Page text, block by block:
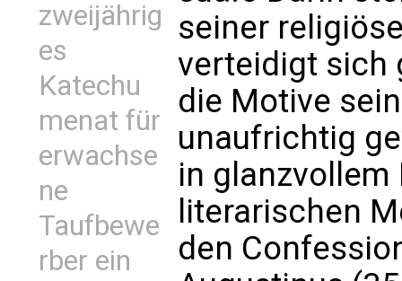
zweijährig
es
Katechu
menat für
erwachse
ne
Taufbewe
rber ein
seiner
verteidigt sich
die Motive
unaufrichtig
in
literarischen
den